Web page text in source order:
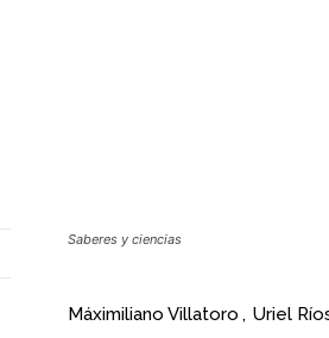
Saberes y ciencias
Máximiliano Villatoro , Uriel